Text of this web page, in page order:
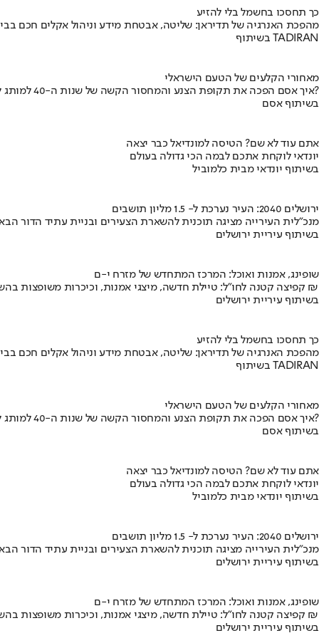
כך תחסכו בחשמל בלי להזיע
מהפכת האנרגיה של תדיראן: שליטה, אבטחת מידע וניהול אקלים חכם
בשיתוף TADIRAN
מאחורי הקלעים של הטעם הישראלי
איך אסם הפכה את תקופת הצנע והמחסור הקשה של שנות ה-40 למותג לאומי?
בשיתוף אסם
אתם עוד לא שם? הטיסה למונדיאל כבר יצאה
יונדאי לוקחת אתכם לבמה הכי גדולה בעולם
בשיתוף יונדאי מבית כלמוביל
ירושלים 2040: העיר נערכת ל- 1.5 מליון תושבים
מנכ"לית העירייה מציגה תוכנית להשארת הצעירים ובניית עתיד הדור
בשיתוף עיריית ירושלים
שופינג, אמנות ואוכל: המרכז המתחדש של מזרח י-ם
קפיצה קטנה לחו"ל: טיילת חדשה, מיצגי אמנות, וכיכרות משופצות בהשקעה של 100 מיליון ₪
בשיתוף עיריית ירושלים
כך תחסכו בחשמל בלי להזיע
מהפכת האנרגיה של תדיראן: שליטה, אבטחת מידע וניהול אקלים חכם
בשיתוף TADIRAN
מאחורי הקלעים של הטעם הישראלי
איך אסם הפכה את תקופת הצנע והמחסור הקשה של שנות ה-40 למותג לאומי?
בשיתוף אסם
אתם עוד לא שם? הטיסה למונדיאל כבר יצאה
יונדאי לוקחת אתכם לבמה הכי גדולה בעולם
בשיתוף יונדאי מבית כלמוביל
ירושלים 2040: העיר נערכת ל- 1.5 מליון תושבים
מנכ"לית העירייה מציגה תוכנית להשארת הצעירים ובניית עתיד הדור
בשיתוף עיריית ירושלים
שופינג, אמנות ואוכל: המרכז המתחדש של מזרח י-ם
קפיצה קטנה לחו"ל: טיילת חדשה, מיצגי אמנות, וכיכרות משופצות בהשקעה של 100 מיליון ₪
בשיתוף עיריית ירושלים